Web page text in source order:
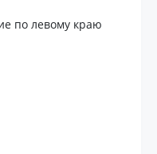
по левому краю